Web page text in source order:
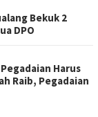
Bekuk 2
DPO
Harus
Raib, Pegadaian